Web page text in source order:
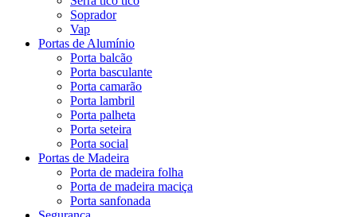
Soprador
Vap
Portas de Alumínio
Porta balcão
Porta basculante
Porta camarão
Porta lambril
Porta palheta
Porta seteira
Porta social
Portas de Madeira
Porta de madeira folha
Porta de madeira maciça
Porta sanfonada